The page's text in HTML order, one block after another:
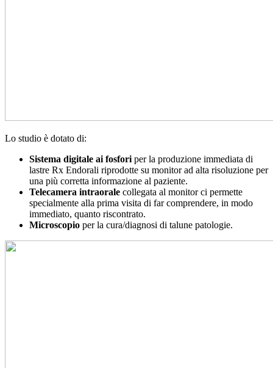
Lo studio è dotato di:
Sistema digitale ai fosforiper la produzione immediata di
lastre Rx Endorali riprodotte su monitor ad alta risoluzione per
una più corretta informazione al paziente.
Telecamera intraorale collegata al monitor ci permette
specialmente alla prima visita di far comprendere, in modo
immediato, quanto riscontrato.
Microscopio per la cura/diagnosi di talune patologie.